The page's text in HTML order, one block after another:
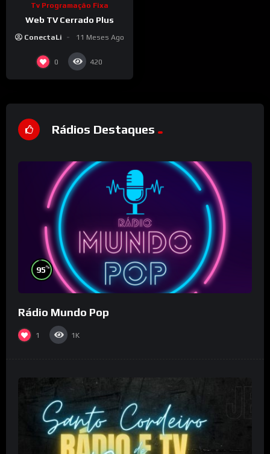
Tv Programação Fixa
Web TV Cerrado Plus
ConectaLi 11 Meses Ago
0 420
Rádios Destaques
95%
Rádio Mundo Pop
1 1K